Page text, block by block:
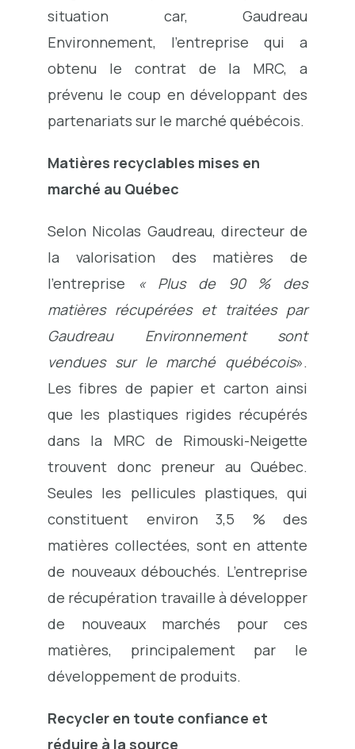
situation car, Gaudreau
Environnement, l’entreprise qui a
obtenu le contrat de la MRC, a
prévenu le coup en développant des
partenariats sur le marché québécois.
Matières recyclables mises en
marché au Québec
Selon Nicolas Gaudreau, directeur de
la valorisation des matières de
l’entreprise « Plus de 90 % des
matières récupérées et traitées par
Gaudreau Environnement sont
vendues sur le marché québécois».
Les fibres de papier et carton ainsi
que les plastiques rigides récupérés
dans la MRC de Rimouski-Neigette
trouvent donc preneur au Québec.
Seules les pellicules plastiques, qui
constituent environ 3,5 % des
matières collectées, sont en attente
de nouveaux débouchés. L’entreprise
de récupération travaille à développer
de nouveaux marchés pour ces
matières, principalement par le
développement de produits.
Recycler en toute confiance et
réduire à la source